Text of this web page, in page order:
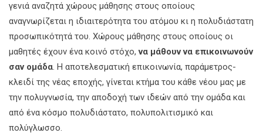
γενιά αναζητά χώρους μάθησης στους οποίους
αναγνωρίζεται η ιδιαιτερότητα του ατόμου κι η πολυδιάστατη
προσωπικότητά του. Χώρους μάθησης στους οποίους οι
μαθητές έχουν ένα κοινό στόχο,να μάθουν να επικοινωνούν
σαν ομάδα. Η αποτελεσματική επικοινωνία, παράμετρος-
κλειδί της νέας εποχής, γίνεται κτήμα του κάθε νέου μας με
την πολυγνωσία, την αποδοχή των ιδεών από την ομάδα και
από ένα κόσμο πολυδιάστατο, πολυπολιτισμικό και
πολύγλωσσο.